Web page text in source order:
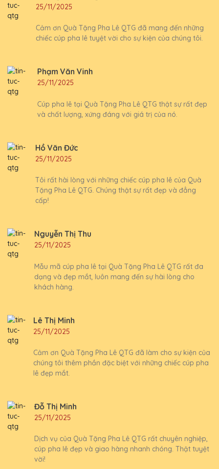
25/11/2025
Cảm ơn Quà Tặng Pha Lê QTG đã mang đến những
chiếc cúp pha lê tuyệt vời cho sự kiện của chúng tôi.
Phạm Văn Vinh
25/11/2025
Cúp pha lê tại Quà Tặng Pha Lê QTG thật sự rất đẹp
và chất lượng, xứng đáng với giá trị của nó.
Hồ Văn Đức
25/11/2025
Tôi rất hài lòng với những chiếc cúp pha lê của Quà
Tặng Pha Lê QTG. Chúng thật sự rất đẹp và đẳng
cấp!
Nguyễn Thị Thu
25/11/2025
Mẫu mã cúp pha lê tại Quà Tặng Pha Lê QTG rất đa
dạng và đẹp mắt, luôn mang đến sự hài lòng cho
khách hàng.
Lê Thị Minh
25/11/2025
Cảm ơn Quà Tặng Pha Lê QTG đã làm cho sự kiện của
chúng tôi thêm phần đặc biệt với những chiếc cúp pha
lê đẹp mắt.
Đỗ Thị Minh
25/11/2025
Dịch vụ của Quà Tặng Pha Lê QTG rất chuyên nghiệp,
cúp pha lê đẹp và giao hàng nhanh chóng. Thật tuyệt
vời!